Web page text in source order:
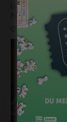
La bande-
Finale » fait
mars 26, 2025